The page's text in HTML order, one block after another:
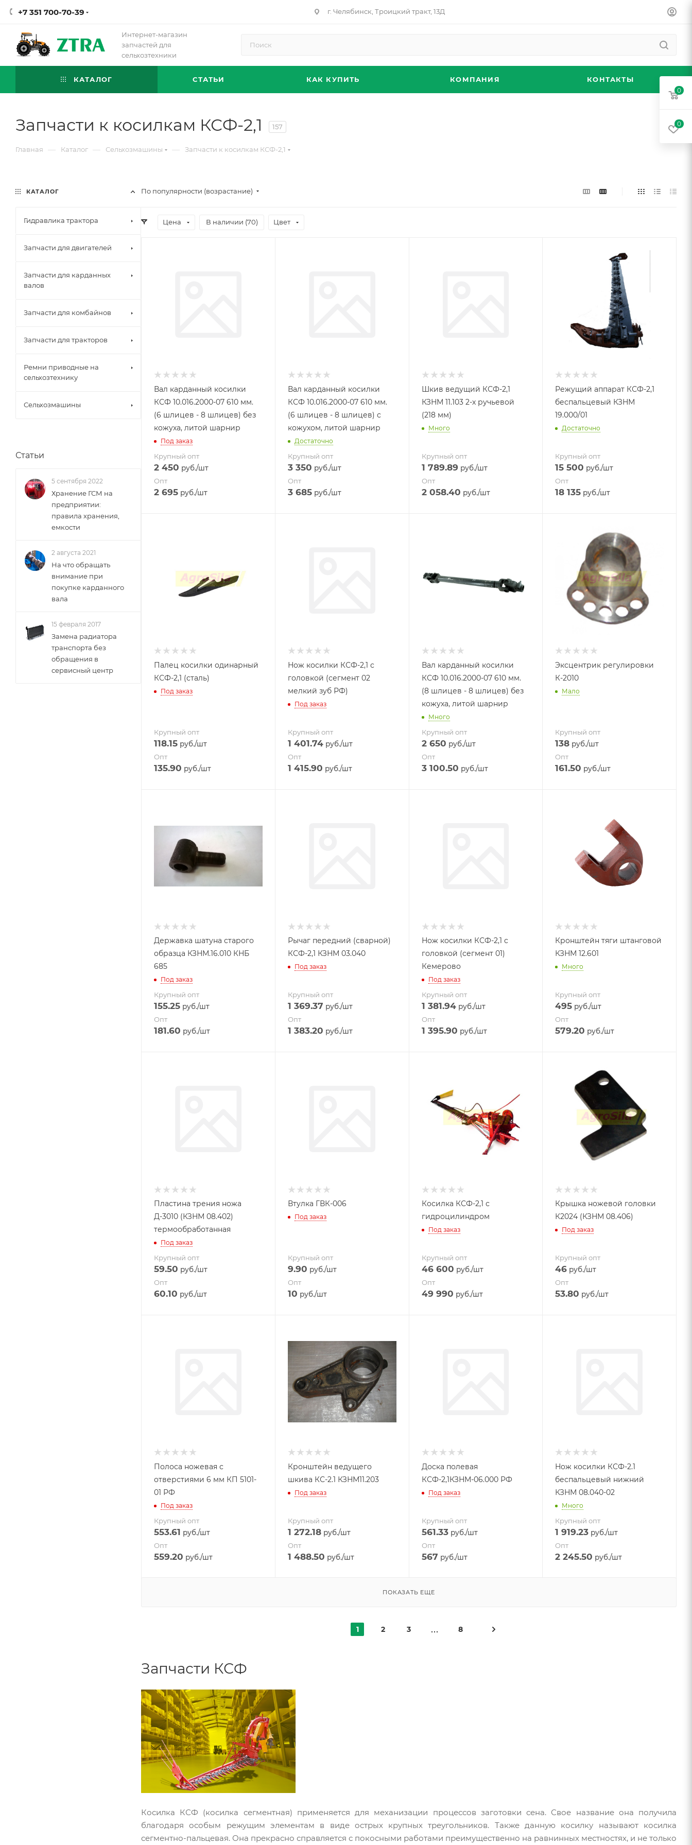
+7 351 700-70-39 г. Челябинск, Троицкий тракт, 13Д
Интернет-магазин
запчастей для
сельхозтехники
КАТАЛОГ СТАТЬИ КАК КУПИТЬ КОМПАНИЯ КОНТАКТЫ
Запчасти к косилкам КСФ-2,1 157
Главная — Каталог — Сельхозмашины — Запчасти к косилкам КСФ-2,1
По популярности (возрастание)
Цена В наличии (70) Цвет
Вал карданный косилки
КСФ 10.016.2000-07 610 мм.
(6 шлицев - 8 шлицев) без
кожуха, литой шарнир
Под заказ
Крупный опт
2 450 руб./шт
Опт
2 695 руб./шт
Вал карданный косилки
КСФ 10.016.2000-07 610 мм.
(6 шлицев - 8 шлицев) с
кожухом, литой шарнир
Достаточно
Крупный опт
3 350 руб./шт
Опт
3 685руб./шт
Шкив ведущий КСФ-2,1
КЗНМ 11.103 2-х ручьевой
(218 мм)
Много
Крупный опт
1 789.89 руб./шт
Опт
2 058.40 руб./шт
Режущий аппарат КСФ-2,1
беспальцевый КЗНМ
19.000/01
Достаточно
Крупный опт
15 500 руб./шт
Опт
18 135 руб./шт
Палец косилки одинарный
КСФ-2,1 (сталь)
Под заказ
Крупный опт
118.15 руб./шт
Опт
135.90 руб./шт
Нож косилки КСФ-2,1 с
головкой (сегмент 02
мелкий зуб РФ)
Под заказ
Крупный опт
1 401.74руб./шт
Опт
1 415.90 руб./шт
Вал карданный косилки
КСФ 10.016.2000-07 610 мм.
(8 шлицев - 8 шлицев) без
кожуха, литой шарнир
Много
Крупный опт
2 650 руб./шт
Опт
3 100.50 руб./шт
Эксцентрик регулировки
К-2010
Мало
Крупный опт
138 руб./шт
Опт
161.50 руб./шт
Державка шатуна старого
образца КЗНМ.16.010 КНБ
685
Под заказ
Крупный опт
155.25 руб./шт
Опт
181.60 руб./шт
Рычаг передний (сварной)
КСФ-2,1 КЗНМ 03.040
Под заказ
Крупный опт
1 369.37 руб./шт
Опт
1 383.20 руб./шт
Нож косилки КСФ-2,1 с
головкой (сегмент 01)
Кемерово
Под заказ
Крупный опт
1 381.94руб./шт
Опт
1 395.90 руб./шт
Кронштейн тяги штанговой
КЗНМ 12.601
Много
Крупный опт
495 руб./шт
Опт
579.20 руб./шт
Пластина трения ножа
Д-3010 (КЗНМ 08.402)
термообработанная
Под заказ
Крупный опт
59.50 руб./шт
Опт
60.10 руб./шт
Втулка ГВК-006
Под заказ
Крупный опт
9.90 руб./шт
Опт
10 руб./шт
Косилка КСФ-2,1 с
гидроцилиндром
Под заказ
Крупный опт
46 600 руб./шт
Опт
49 990 руб./шт
Крышка ножевой головки
К2024 (КЗНМ 08.406)
Под заказ
Крупный опт
46 руб./шт
Опт
53.80 руб./шт
Полоса ножевая с
отверстиями 6 мм КП 5101-
01 РФ
Под заказ
Крупный опт
553.61 руб./шт
Опт
559.20 руб./шт
Кронштейн ведущего
шкива КС-2.1 КЗНМ11.203
Под заказ
Крупный опт
1 272.18руб./шт
Опт
1 488.50 руб./шт
Доска полевая
КСФ-2,1КЗНМ-06.000 РФ
Под заказ
Крупный опт
561.33руб./шт
Опт
567 руб./шт
Нож косилки КСФ-2.1
беспальцевый нижний
КЗНМ 08.040-02
Много
Крупный опт
1 919.23 руб./шт
Опт
2 245.50 руб./шт
ПОКАЗАТЬ ЕЩЕ
1 2 3 8
Запчасти КСФ
Косилка КСФ (косилка сегментная) применяется для механизации процессов заготовки сена. Свое название она получила
благодаря особым режущим элементам в виде острых крупных треугольников. Также данную косилку называют косилка
сегментно-пальцевая. Она прекрасно справляется с покосными работами преимущественно на равнинных местностях, и не только
КАТАЛОГ
Гидравлика трактора
Запчасти для двигателей
Запчасти для карданных
валов
Запчасти для комбайнов
Запчасти для тракторов
Ремни приводные на
сельхозтехнику
Сельхозмашины
Статьи
5 сентября 2022
Хранение ГСМ на
предприятии:
правила хранения,
емкости
2 августа 2021
На что обращать
внимание при
покупке карданного
вала
15 февраля 2017
Замена радиатора
транспорта без
обращения в
сервисный центр
0
0